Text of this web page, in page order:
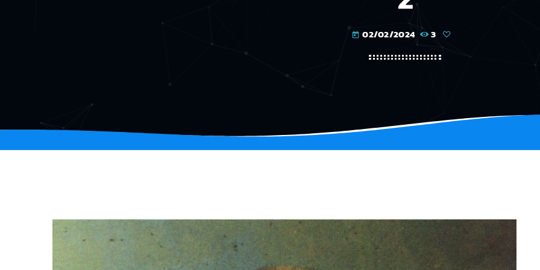
today 02/02/2024 3